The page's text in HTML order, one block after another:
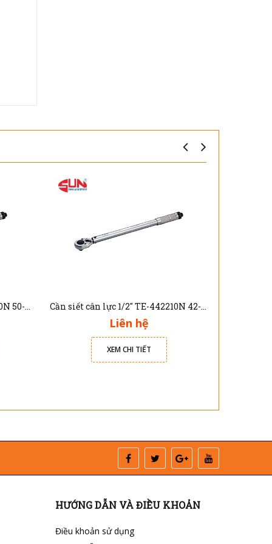
Cần siết cân lực 1/2" TE-450350N 50-350Nm Cần siết cân lực 1/2" TE-442210N 42-210Nm
Liên hệ
XEM CHI TIẾT
HƯỚNG DẪN VÀ ĐIỀU KHOẢN
Điều khoản sử dụng